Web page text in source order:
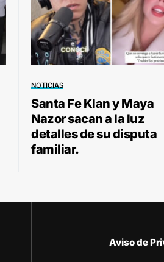
NOTICIAS
Santa Fe Klan y Maya
Nazor sacan a la luz
detalles de su disputa
familiar.
Aviso de